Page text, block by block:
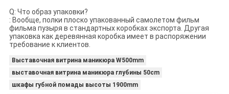
Q: Что образ упаковки?
: Вообще, полки плоско упакованный самолетом фильм
фильма пузыря в стандартных коробках экспорта. Другая
упаковка как деревянная коробка имеет в распоряжении
требование к клиентов.
Выставочная витрина маникюра W500mm
выставочная витрина маникюра глубины 50cm
шкафы губной помады высоты 1900mm